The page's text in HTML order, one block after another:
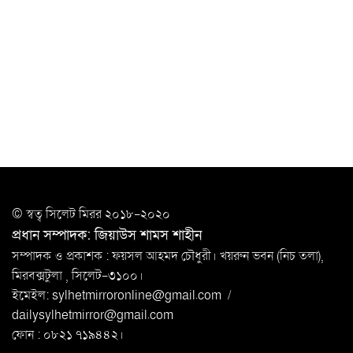
বাণিজ্যমন্ত্রী
মুক্তাদির-আরিফসহ ১৮ মন্ত্রীর পুলিশ এসকর্ট
প্রত্যাহার
জুলাই সনদ মেনে নিন, না হলে এদেশের মানুষ মুক্তির পথে:
জামায়াত আমির
© স্বত্ব সি‌লেট মিরর ২০১৮-২০২০
প্রধান সম্পাদক: জিয়াউস শামস শাহীন
সম্পাদক ও প্রকাশক : ফয়সল আহমদ চৌধুরী। খয়রুন ভবন (নিচ তলা),
মিরবক্সটুলা ,সি‌লেট-৩১০০।
ইমেইল:sylhetmirroronline@gmail.com /
dailysylhetmirror@gmail.com
ফোন : ০৮২১ ৭১৯৪৪২।